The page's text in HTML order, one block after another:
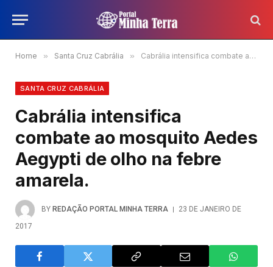
Home » Santa Cruz Cabrália » Cabrália intensifica combate ao mosquito Aedes Aegypti de olho na febre amarela.
SANTA CRUZ CABRÁLIA
Cabrália intensifica
combate ao mosquito Aedes
Aegypti de olho na febre
amarela.
BY REDAÇÃO PORTAL MINHA TERRA
23 DE JANEIRO DE
2017